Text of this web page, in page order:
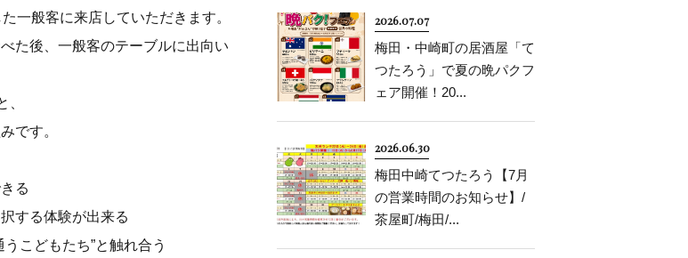
一般客に来店していただきます。
た後、一般客のテーブルに出向い
、
です。
る
する体験が出来る
こどもたち”と触れ合う
2026.07.07
梅田・中崎町の居酒屋「て
つたろう」で夏の晩パクフ
ェア開催！20...
2026.06.30
梅田中崎てつたろう【7月
の営業時間のお知らせ】/
茶屋町/梅田/...